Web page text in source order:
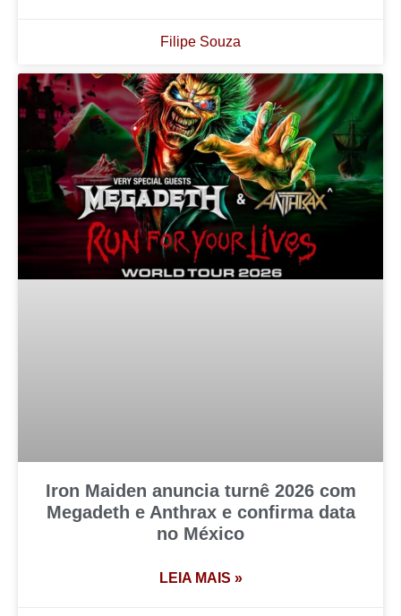
Filipe Souza
Iron Maiden anuncia turnê 2026 com
Megadeth e Anthrax e confirma data
no México
LEIA MAIS »